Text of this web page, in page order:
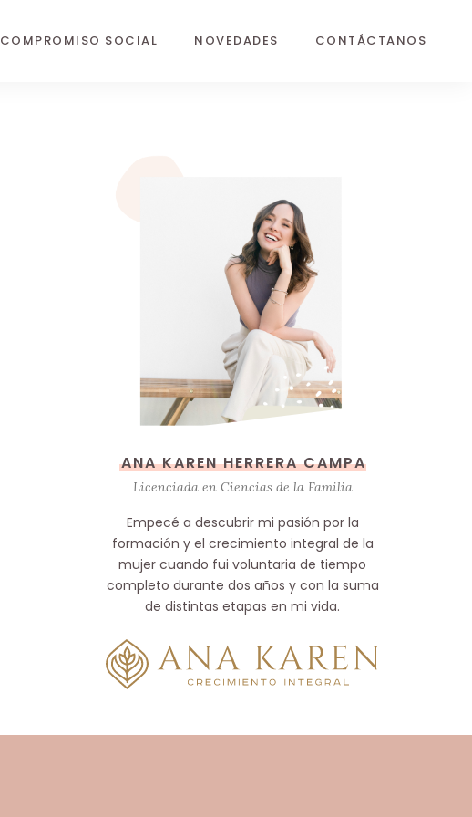
COMPROMISO SOCIAL NOVEDADES CONTÁCTANOS
ANA KAREN HERRERA CAMPA
Licenciada en Ciencias de la Familia
Empecé a descubrir mi pasión por la
formación y el crecimiento integral de la
mujer cuando fui voluntaria de tiempo
completo durante dos años y con la suma
de distintas etapas en mi vida.